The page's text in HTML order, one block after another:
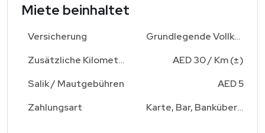
Miete beinhaltet
Versicherung
Zusätzliche Kilometergebühr
Salik / Mautgebühren
Zahlungsart
Grundlegende Vollkasko
AED 30 / Km (±)
AED 5
Karte, Bar, Banküberweisung